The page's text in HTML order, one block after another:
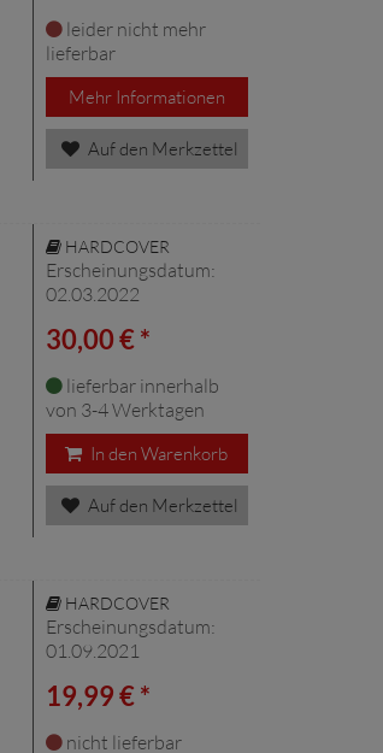
leider nicht mehr
lieferbar
Mehr Informationen
Auf den Merkzettel
HARDCOVER
Erscheinungsdatum:
02.03.2022
30,00 € *
lieferbar innerhalb
von 3-4 Werktagen
In den Warenkorb
Auf den Merkzettel
HARDCOVER
Erscheinungsdatum:
01.09.2021
19,99 € *
nicht lieferbar